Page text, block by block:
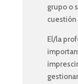
grupo o
cuestión
El/la